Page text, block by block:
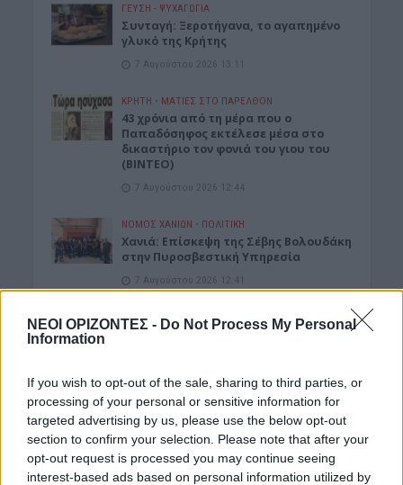
ΝΕΟΙ ΟΡΙΖΟΝΤΕΣ - Do Not Process My Personal
Information
If you wish to opt-out of the sale, sharing to third parties, or
processing of your personal or sensitive information for
targeted advertising by us, please use the below opt-out
section to confirm your selection. Please note that after your
opt-out request is processed you may continue seeing
interest-based ads based on personal information utilized by
ΓΕΎΣΗ - ΨΥΧΑΓΩΓΊΑ
Συνταγή: Ξεροτήγανα, το αγαπημένο
γλυκό της Κρήτης
7 Αυγούστου 2026 13:11
ΚΡΗΤΗ • ΜΑΤΙΕΣ ΣΤΟ ΠΑΡΕΛΘΟΝ
43 χρόνια από τη μέρα που ο
Παπαδόσηφος εκτέλεσε μέσα στο
δικαστήριο τον φονιά του γιου του
(ΒΙΝΤΕΟ)
7 Αυγούστου 2026 12:44
ΝΟΜΌΣ ΧΑΝΊΩΝ • ΠΟΛΙΤΙΚΗ
Xανιά: Επίσκεψη της Σέβης Βολουδάκη
στην Πυροσβεστική Υπηρεσία
7 Αυγούστου 2026 12:41
ΚΡΗΤΗ ΤΟΥΡΙΣΜΟΣ
Κρήτη: Τουριστική «έκρηξη» με
ωράρια
7 Αυγούστου 2026 12:14
ΕΚΚΛΗΣΙΑ • ΕΛΛΑΔΑ
7η Αυγούστου 626 μ.Χ.: Η νύχτα που
“γεννήθηκε” ο Ακάθιστος Ύμνος στην